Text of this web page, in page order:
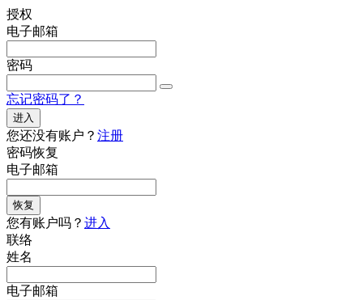
授权
电子邮箱
密码
忘记密码了？
进入
您还没有账户？ 注册
密码恢复
电子邮箱
恢复
您有账户吗？ 进入
联络
姓名
电子邮箱